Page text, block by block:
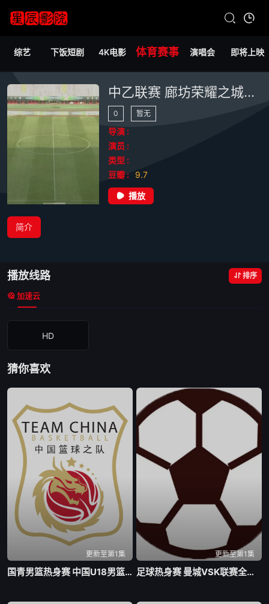
综艺 下饭短剧 4K电影 体育赛事 演唱会 即将上映
中乙联赛 廊坊荣耀之城VS西安崇德荣海 20240721
0 暂无
导演 :
演员 :
类型 :
豆瓣 :
9.7
播放
简介
播放线路 排序
加速云
HD
猜你喜欢
更新至第1集
国青男篮热身赛 中国U18男篮VS加拿大大卫安篮球学院20260804
更新至第1集
足球热身赛 曼城VSK联赛全明星20260805